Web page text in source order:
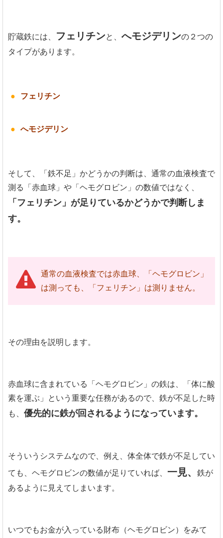
貯蔵鉄には、 フェリチンと、 へモジデリンの２つの
タイプがあります。
フェリチン
へモジデリン
そして、「鉄不足」かどうかの判断は、通常の血液検査で
測る「赤血球」や「ヘモグロビン」の数値ではなく、
「フェリチン」が足りているかどうかで判断しま
す。
通常の血液検査では赤血球、「ヘモグロビン」
は測っても、「フェリチン」は測りません。
その理由を説明します。
赤血球に含まれている「ヘモグロビン」の鉄は、「体に酸
素を運ぶ」という重要な任務があるので、鉄が不足した時
も、 優先的に鉄が回されるようになっています。
そういうシステムなので、例え、体全体で鉄が不足してい
ても、ヘモグロビンの数値が足りていれば、 一見、
鉄が
あるように見えてしまいます。
いつでもお金が入っている財布（ヘモグロビン）をみて